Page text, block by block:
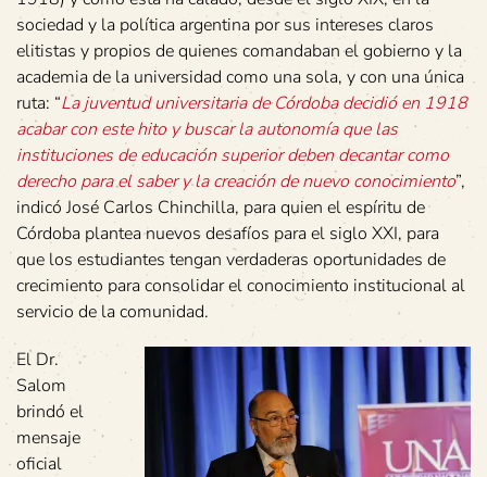
sociedad y la política argentina por sus intereses claros
elitistas y propios de quienes comandaban el gobierno y la
academia de la universidad como una sola, y con una única
ruta: “La juventud universitaria de Córdoba decidió en 1918
acabar con este hito y buscar la autonomía que las
instituciones de educación superior deben decantar como
derecho para el saber y la creación de nuevo conocimiento”,
indicó José Carlos Chinchilla, para quien el espíritu de
Córdoba plantea nuevos desafíos para el siglo XXI, para
que los estudiantes tengan verdaderas oportunidades de
crecimiento para consolidar el conocimiento institucional al
servicio de la comunidad.
El Dr.
Salom
brindó el
mensaje
oficial